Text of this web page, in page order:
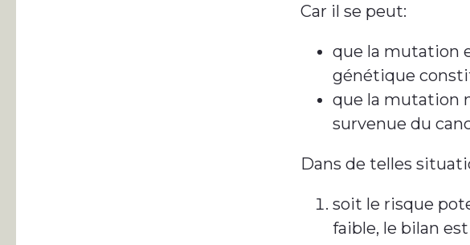
Car il se peut:
que la mutation
génétique
que la mutation
survenue du
Dans de telles
soit le risque
faible, le bilan